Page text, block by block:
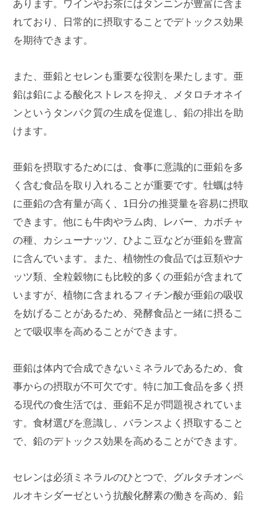
あります。ワインやお茶にはタンニンが豊富に含ま
れており、日常的に摂取することでデトックス効果
を期待できます。
また、亜鉛とセレンも重要な役割を果たします。亜
鉛は鉛による酸化ストレスを抑え、メタロチオネイ
ンというタンパク質の生成を促進し、鉛の排出を助
けます。
亜鉛を摂取するためには、食事に意識的に亜鉛を多
く含む食品を取り入れることが重要です。牡蠣は特
に亜鉛の含有量が高く、1日分の推奨量を容易に摂取
できます。他にも牛肉やラム肉、レバー、カボチャ
の種、カシューナッツ、ひよこ豆などが亜鉛を豊富
に含んでいます。また、植物性の食品では豆類やナ
ッツ類、全粒穀物にも比較的多くの亜鉛が含まれて
いますが、植物に含まれるフィチン酸が亜鉛の吸収
を妨げることがあるため、発酵食品と一緒に摂るこ
とで吸収率を高めることができます。
亜鉛は体内で合成できないミネラルであるため、食
事からの摂取が不可欠です。特に加工食品を多く摂
る現代の食生活では、亜鉛不足が問題視されていま
す。食材選びを意識し、バランスよく摂取すること
で、鉛のデトックス効果を高めることができます。
セレンは必須ミネラルのひとつで、グルタチオンペ
ルオキシダーゼという抗酸化酵素の働きを高め、鉛